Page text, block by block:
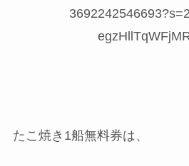
たこ焼き1船無料券は、